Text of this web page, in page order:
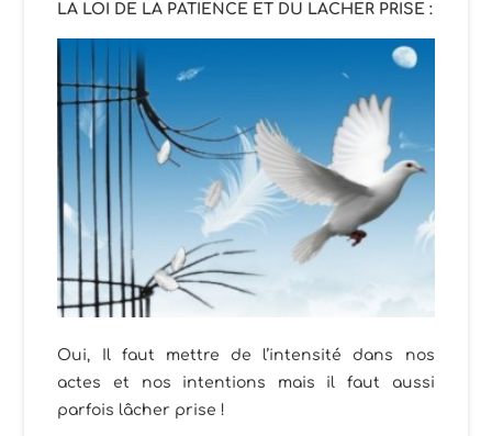
LA LOI DE LA PATIENCE ET DU LACHER PRISE :
Oui, Il faut mettre de l’intensité dans nos
actes et nos intentions mais il faut aussi
parfois lâcher prise !